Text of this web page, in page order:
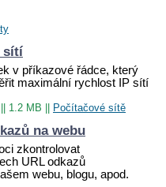
sítí
v příkazové řádce, který
maximální rychlost IP sítí
1.2 MB Počítačové sítě
na webu
zkontrolovat
URL odkazů
webu, blogu, apod.